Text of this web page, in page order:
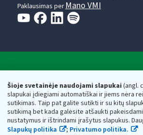
Šioje svetainėje naudojami slapukai(angl.
slapukai įdiegiami automatiškai ir jiems nėra
sutikimas. Taip pat galite sutikti ir su kitų
sutikimą bet kada galėsite atšaukti
nustatymus ir ištrindami įrašytus slapukus.
Slapukų politika
; Privatumo politika.
Paklausimas per Mano VMI
Respublikos finansų ministerijos
Biudžetinė įstaiga. Juridinio asmens kodas —
adresas: Vasario 16-osios g. 14, 01107 Vilnius,
vmi@vmi.lt, E. pristatymo dėžutės adresas
Duomenys apie Valstybinę mokesčių inspekciją
Respublikos finansų ministerijos kaupiami ir